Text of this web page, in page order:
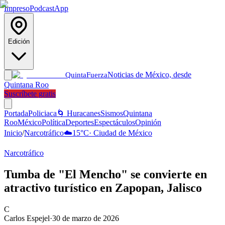
ImpresoPodcastApp
Edición
QuintaFuerzaNoticias de México, desde
Quintana Roo
Suscríbete gratis
PortadaPoliciaca 🌀 HuracanesSismosQuintana
RooMéxicoPolíticaDeportesEspectáculosOpinión
Inicio/Narcotráfico☁️15°C· Ciudad de México
Narcotráfico
Tumba de "El Mencho" se convierte en
atractivo turístico en Zapopan, Jalisco
C
Carlos Espejel·30 de marzo de 2026